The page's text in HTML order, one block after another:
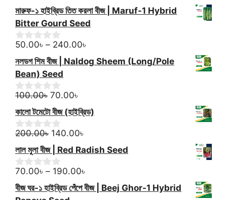
5
u
t
o
f
5
range:
90.00৳
মারুফ-১ হাইব্রিড তিত করলা বীজ | Maruf-1 Hybrid
Bitter Gourd Seed
0
u
t
o
f
5
50.00৳ – 240.00৳
range:
50.00৳
নলডগ শিম বীজ | Naldog Sheem (Long/Pole
Bean) Seed
0
u
t
o
5
100.00৳ Original
price
was:
100.00৳.
70.00৳
price
is:
70.00৳.
কালো টমেটো বীজ (হাইব্রিড)
0
u
t
o
5
200.00৳ Original
price
was:
200.00৳.
140.00৳
price
140.00৳.
লাল মুলা বীজ | Red Radish Seed
0
o
u
70.00৳ – 190.00৳
range:
70.00৳
বীজ ঘর-১ হাইব্রিড পেঁপে বীজ | Beej Ghor-1 Hybrid